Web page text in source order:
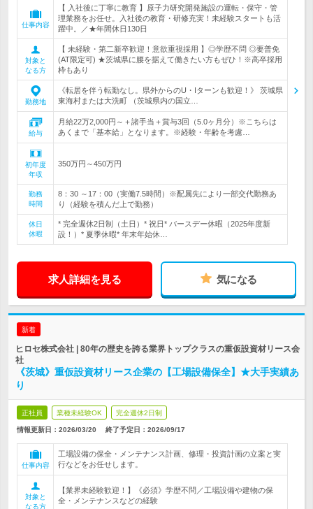
仕事内容
【 入社後に丁寧に教育 】原子力研究開発施設の運転・保守・管
理業務をお任せ。入社後の教育・研修充実！未経験スタートも活
躍中。／★年間休日130日
対象と
なる方
【 未経験・第二新卒歓迎！意欲重視採用 】◎学歴不問 ◎要普免
(AT限定可) ★茨城県に腰を据えて働きたい方もぜひ！※高卒採用
枠もあり
勤務地
《転居を伴う転勤なし。県外からのU・Iターンも歓迎！》 茨城県
東海村または大洗町 （茨城県内の国立…
給与
月給22万2,000円～＋諸手当＋賞与3回（5.0ヶ月分）※こちらは
あくまで「基本給」となります。※経験・年齢を考慮…
初年度
年収
350万円～450万円
勤務
時間
8：30 ～17：00（実働7.5時間）※配属先により一部交代勤務あ
り（経験を積んだ上で勤務）
休日
休暇
* 完全週休2日制（土日）* 祝日* バースデー休暇（2025年度新
設！）* 夏季休暇* 年末年始休…
求人詳細を見る 気になる
新着
ヒロセ株式会社 | 80年の歴史を誇る業界トップクラスの重仮設資材リース会
社
《茨城》重仮設資材リース企業の【工場設備保全】★大手実績あ
り
正社員 業種未経験OK 完全週休2日制
情報更新日：2026/03/20 終了予定日： 2026/09/17
仕事内容
工場設備の保全・メンテナンス計画、修理・投資計画の立案と実
行などをお任せします。
対象と
なる方
【業界未経験歓迎！】《必須》学歴不問／工場設備や建物の保
全・メンテナンスなどの経験